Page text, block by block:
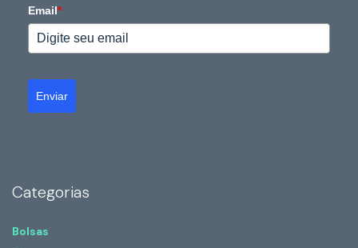
Email*
Enviar
Categorias
Bolsas